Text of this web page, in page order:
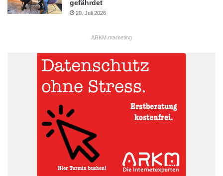
gefährdet
20. Juli 2026
ARKM.marketing